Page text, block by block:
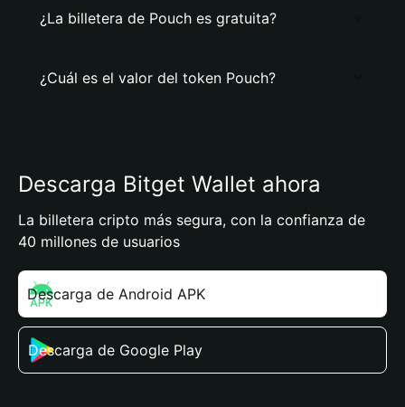
¿La billetera de Pouch es gratuita?
¿Cuál es el valor del token Pouch?
Descarga Bitget Wallet ahora
La billetera cripto más segura, con la confianza de
40 millones de usuarios
Descarga de Android APK
Descarga de Google Play